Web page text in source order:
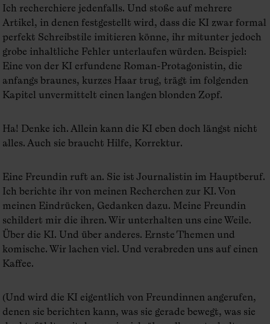
Ich recherchiere jedenfalls. Und stoße auf mehrere
Artikel, in denen festgestellt wird, dass die KI zwar formal
perfekt Schreibstile imitieren könne, ihr mitunter jedoch
grobe inhaltliche Fehler unterlaufen würden. Beispiel:
Eine von der KI erfundene Roman-Protagonistin, die
anfangs braunes, kurzes Haar trug, trägt im folgenden
Kapitel unvermittelt einen langen blonden Zopf.
Ha! Denke ich. Allein kann die KI eben doch längst nicht
alles. Auch sie braucht Hilfe, Korrektur.
Eine Freundin ruft an. Sie ist Journalistin im Hauptberuf.
Ich berichte ihr von meinen Recherchen zur KI. Von
meinen Eindrücken, Gedanken dazu. Meine Freundin
schildert mir die ihren. Wir unterhalten uns eine Weile.
Über die KI. Und über anderes. Ernste Themen und
komische. Wir lachen viel. Und verabreden uns auf einen
Kaffee.
(Und wird die KI eigentlich von Freundinnen angerufen,
denen sie berichten kann, was sie gerade bewegt, was sie